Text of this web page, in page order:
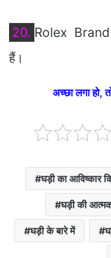
20. Rolex Brand
हैं।
अच्‍छा लगा हो,
घड़ी का आविष्कार
घड़ी की
घड़ी के बारे में